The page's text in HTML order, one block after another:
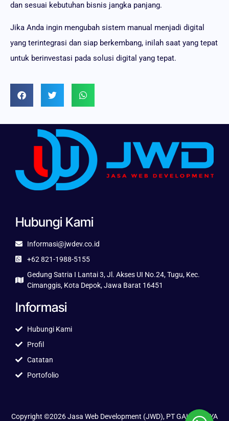
dan sesuai kebutuhan bisnis jangka panjang.
Jika Anda ingin mengubah sistem manual menjadi digital
yang terintegrasi dan siap berkembang, inilah saat yang tepat
untuk berinvestasi pada solusi digital yang tepat.
Hubungi Kami
Informasi@jwdev.co.id
+62 821-1988-5155
Gedung Satria I Lantai 3, Jl. Akses UI No.24, Tugu, Kec.
Cimanggis, Kota Depok, Jawa Barat 16451
Informasi
Hubungi Kami
Profil
Catatan
Portofolio
Copyright ©2026 Jasa Web Development (JWD), PT GALUH JAYA